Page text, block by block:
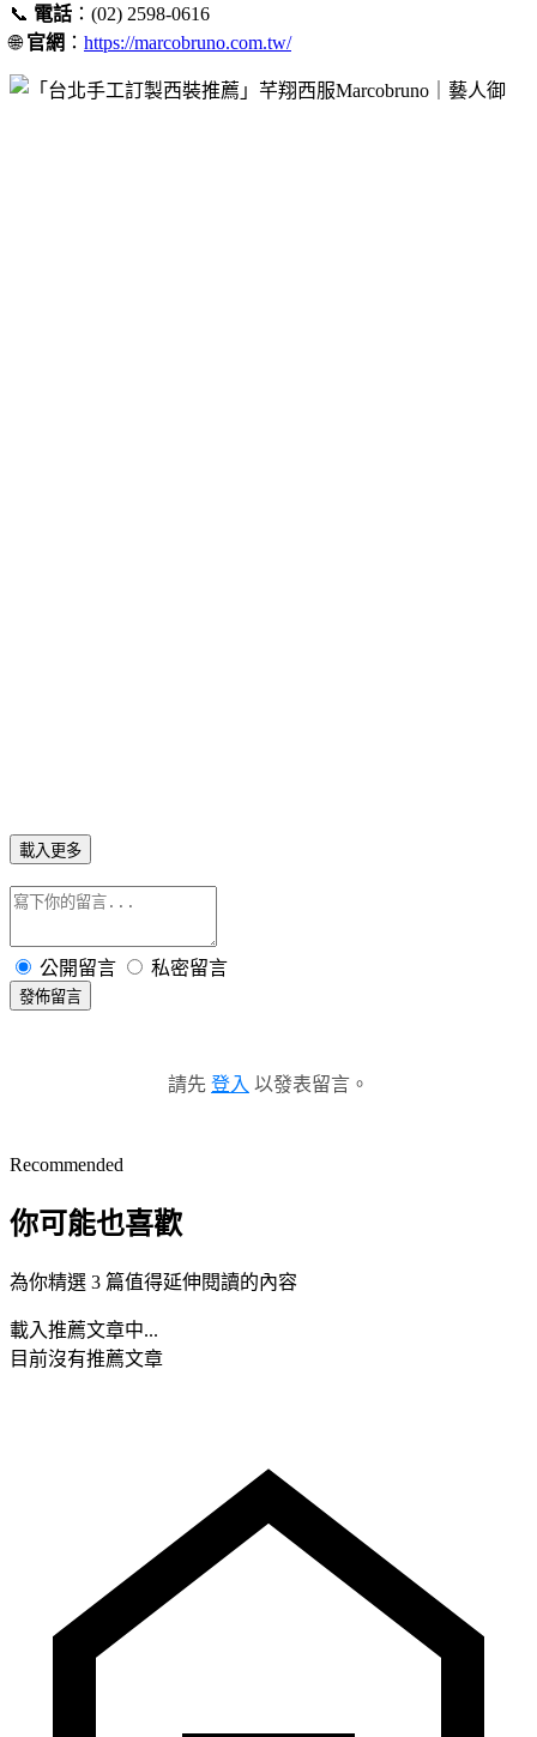
📞 電話 ：(02) 2598-0616
🌐官網 ： https://marcobruno.com.tw/
載入更多
公開留言 私密留言
發佈留言
請先 登入 以發表留言。
Recommended
你可能也喜歡
為你精選 3 篇值得延伸閱讀的內容
載入推薦文章中...
目前沒有推薦文章